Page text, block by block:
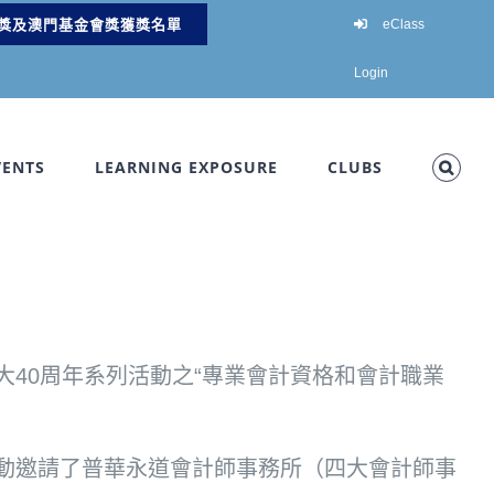
及澳門基金會獎獲獎名單 eClass
Login
LEARNING EXPOSURE CLUBS
周年系列活動之“專業會計資格和會計職業
請了普華永道會計師事務所（四大會計師事